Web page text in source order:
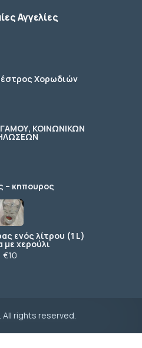
Αγγελίες
Χορωδιών
ΚΟΙΝΩΝΙΚΩΝ
– κηπουρος
ενός λίτρου (1 L)
με χερούλι
€10
All rights reserved.